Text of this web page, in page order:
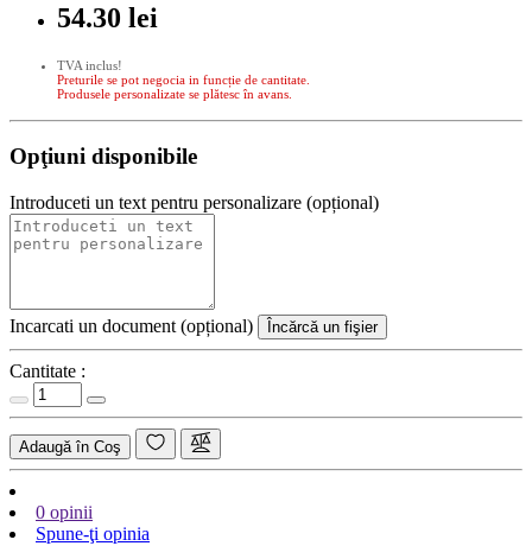
54.30 lei
TVA inclus!
Preturile se pot negocia in funcție de cantitate.
Produsele personalizate se plătesc în avans.
Opţiuni disponibile
Introduceti un text pentru personalizare (opțional)
Incarcati un document (opțional) Încărcă un fişier
Cantitate :
Adaugă în Coş
0 opinii
Spune-ţi opinia